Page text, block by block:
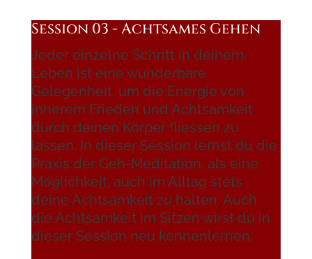
Session 03 - Achtsames Gehen
Jeder einzelne Schritt in deinem
Leben ist eine wunderbare
Gelegenheit, um die Energie von
innerem Frieden und Achtsamkeit
durch deinen Körper fliessen zu
lassen. In dieser Session lernst du die
Praxis der Geh-Meditation, als eine
Möglichkeit, auch im Alltag stets
deine Achtsamkeit zu halten. Auch
die Achtsamkeit im Sitzen wirst du in
dieser Session neu kennenlernen.